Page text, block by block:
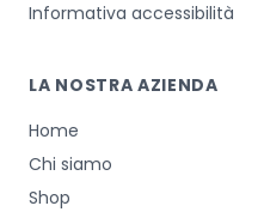
Informativa accessibilità
LA NOSTRA AZIENDA
Home
Chi siamo
Shop